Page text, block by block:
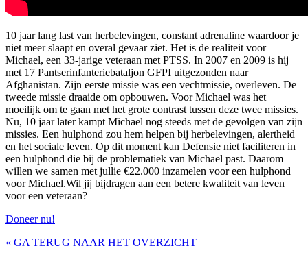
10 jaar lang last van herbelevingen, constant adrenaline waardoor je
niet meer slaapt en overal gevaar ziet. Het is de realiteit voor
Michael, een 33-jarige veteraan met PTSS. In 2007 en 2009 is hij
met 17 Pantserinfanteriebataljon GFPI uitgezonden naar
Afghanistan. Zijn eerste missie was een vechtmissie, overleven. De
tweede missie draaide om opbouwen. Voor Michael was het
moeilijk om te gaan met het grote contrast tussen deze twee missies.
Nu, 10 jaar later kampt Michael nog steeds met de gevolgen van zijn
missies. Een hulphond zou hem helpen bij herbelevingen, alertheid
en het sociale leven. Op dit moment kan Defensie niet faciliteren in
een hulphond die bij de problematiek van Michael past. Daarom
willen we samen met jullie €22.000 inzamelen voor een hulphond
voor Michael.Wil jij bijdragen aan een betere kwaliteit van leven
voor een veteraan?
Doneer nu!
« GA TERUG NAAR HET OVERZICHT